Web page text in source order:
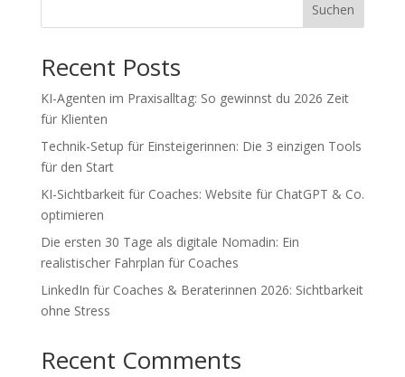
Suchen
Recent Posts
KI-Agenten im Praxisalltag: So gewinnst du 2026 Zeit
für Klienten
Technik-Setup für Einsteigerinnen: Die 3 einzigen Tools
für den Start
KI-Sichtbarkeit für Coaches: Website für ChatGPT & Co.
optimieren
Die ersten 30 Tage als digitale Nomadin: Ein
realistischer Fahrplan für Coaches
LinkedIn für Coaches & Beraterinnen 2026: Sichtbarkeit
ohne Stress
Recent Comments